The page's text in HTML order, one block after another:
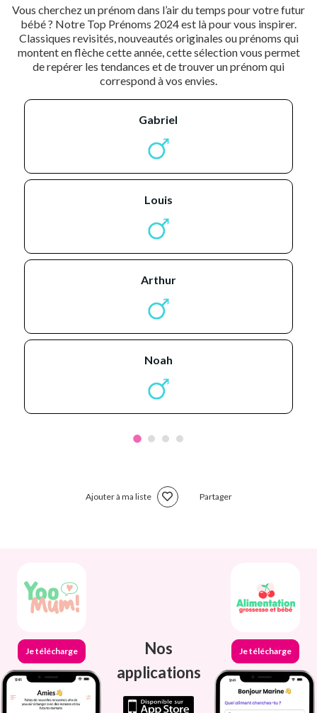
Vous cherchez un prénom dans l’air du temps pour votre futur
bébé ? Notre Top Prénoms 2024 est là pour vous inspirer.
Classiques revisités, nouveautés originales ou prénoms qui
montent en flèche cette année, cette sélection vous permet
de repérer les tendances et de trouver un prénom qui
correspond à vos envies.
gabriel
louis
arthur
noah
Ajouter à ma liste Partager
Je télécharge
Nos
applications
Je télécharge